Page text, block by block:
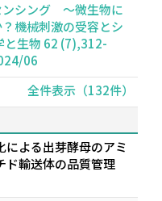
ンシング 〜微生物に
機械刺激の受容とシ
と生物 62 (7),312-
06
全件表示（132件）
による出芽酵母のアミ
ド輸送体の品質管理